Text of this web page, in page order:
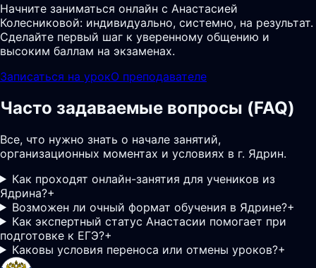
Начните заниматься онлайн с Анастасией
Колесниковой: индивидуально, системно, на результат.
Сделайте первый шаг к уверенному общению и
высоким баллам на экзаменах.
Записаться на урокО преподавателе
Часто задаваемые вопросы (FAQ)
Все, что нужно знать о начале занятий,
организационных моментах и условиях в г. Ядрин.
Как проходят онлайн-занятия для учеников из
Ядрина?+
Возможен ли очный формат обучения в Ядрине?+
Как экспертный статус Анастасии помогает при
подготовке к ЕГЭ?+
Каковы условия переноса или отмены уроков?+